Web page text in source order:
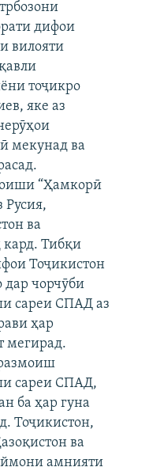
дифои
вилояти
тоҷикро
яке аз
мекунад ва
“Ҳамкорӣ
Русия,
ва
Тибқи
Тоҷикистон
дар чорчӯби
сареи СПАД аз
ҳар
мегирад.
сареи СПАД,
ба ҳар гуна
Тоҷикистон,
ва
амнияти